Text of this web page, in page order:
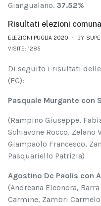
Giangualano. 37.52%
Risultati elezioni
ELEZIONI PUGLIA 2020 BY
VISITE: 1285
Di seguito i risultati
(FG):
Pasquale Murgante con
(Rampino Giuseppe,
Schiavone Rocco, Zelano
Giampaolo Francesco,
Pasquariello Patrizia)
Agostino De Paolis con
(Andreana Eleonora,
Carmine, Zambri